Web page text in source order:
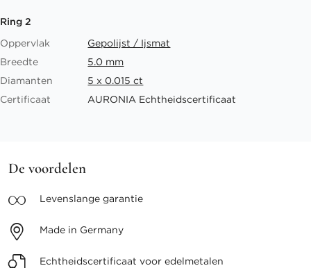
Ring 2
Oppervlak
Gepolijst / Ijsmat
Breedte
5.0 mm
Diamanten
5 x 0.015 ct
Certificaat
AURONIA Echtheidscertificaat
De voordelen
Levenslange garantie
Made in Germany
Echtheidscertificaat voor edelmetalen